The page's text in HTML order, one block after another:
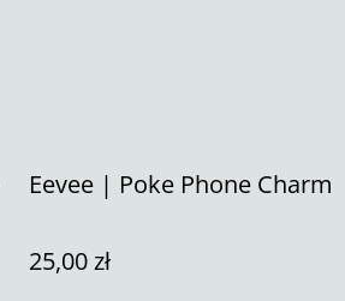
Eevee | Poke Phone Charm
25,00 zł